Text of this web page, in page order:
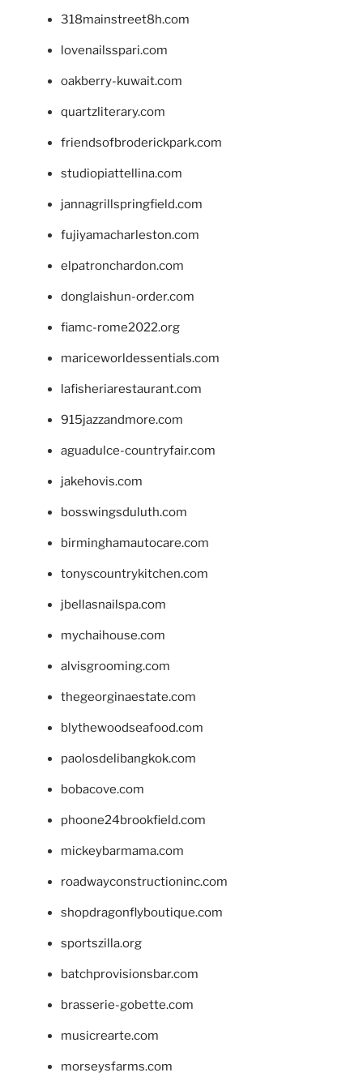
318mainstreet8h.com
lovenailsspari.com
oakberry-kuwait.com
quartzliterary.com
friendsofbroderickpark.com
studiopiattellina.com
jannagrillspringfield.com
fujiyamacharleston.com
elpatronchardon.com
donglaishun-order.com
fiamc-rome2022.org
mariceworldessentials.com
lafisheriarestaurant.com
915jazzandmore.com
aguadulce-countryfair.com
jakehovis.com
bosswingsduluth.com
birminghamautocare.com
tonyscountrykitchen.com
jbellasnailspa.com
mychaihouse.com
alvisgrooming.com
thegeorginaestate.com
blythewoodseafood.com
paolosdelibangkok.com
bobacove.com
phoone24brookfield.com
mickeybarmama.com
roadwayconstructioninc.com
shopdragonflyboutique.com
sportszilla.org
batchprovisionsbar.com
brasserie-gobette.com
musicrearte.com
morseysfarms.com